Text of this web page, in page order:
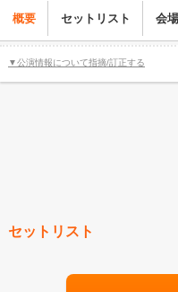
概要 セットリスト 会場
▼公演情報について指摘/訂正する
セットリスト